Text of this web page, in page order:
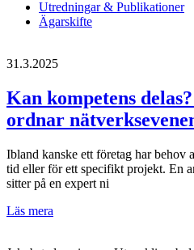
Utredningar & Publikationer
Ägarskifte
31.3.2025
Kan kompetens
ordnar
Ibland kanske ett företag har behov
tid eller för ett specifikt projekt. En
sitter på en expert ni
Läs mera